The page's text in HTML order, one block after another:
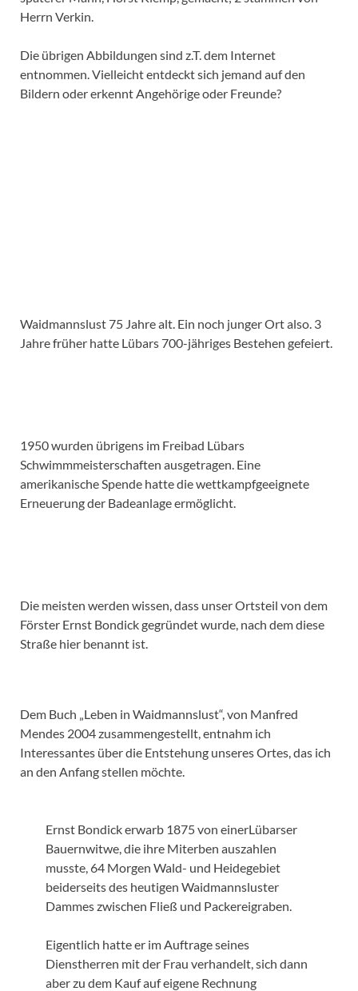
Herrn Verkin.
Die übrigen Abbildungen sind z.T. dem Internet
entnommen. Vielleicht entdeckt sich jemand auf den
Bildern oder erkennt Angehörige oder Freunde?
Waidmannslust 75 Jahre alt. Ein noch junger Ort also. 3
Jahre früher hatte Lübars 700-jähriges Bestehen gefeiert.
1950 wurden übrigens im Freibad Lübars
Schwimmmeisterschaften ausgetragen. Eine
amerikanische Spende hatte die wettkampfgeeignete
Erneuerung der Badeanlage ermöglicht.
Die meisten werden wissen, dass unser Ortsteil von dem
Förster Ernst Bondick gegründet wurde, nach dem diese
Straße hier benannt ist.
Dem Buch „Leben in Waidmannslust“, von Manfred
Mendes 2004 zusammengestellt, entnahm ich
Interessantes über die Entstehung unseres Ortes, das ich
an den Anfang stellen möchte.
Ernst Bondick erwarb 1875 von einerLübarser
Bauernwitwe, die ihre Miterben auszahlen
musste, 64 Morgen Wald- und Heidegebiet
beiderseits des heutigen Waidmannsluster
Dammes zwischen Fließ und Packereigraben.
Eigentlich hatte er im Auftrage seines
Dienstherren mit der Frau verhandelt, sich dann
aber zu dem Kauf auf eigene Rechnung